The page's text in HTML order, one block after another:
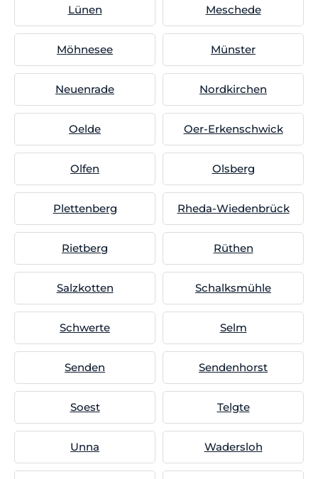
Lünen Meschede
Möhnesee Münster
Neuenrade Nordkirchen
Oelde Oer-Erkenschwick
Olfen Olsberg
Plettenberg Rheda-Wiedenbrück
Rietberg Rüthen
Salzkotten Schalksmühle
Schwerte Selm
Senden Sendenhorst
Soest Telgte
Unna Wadersloh